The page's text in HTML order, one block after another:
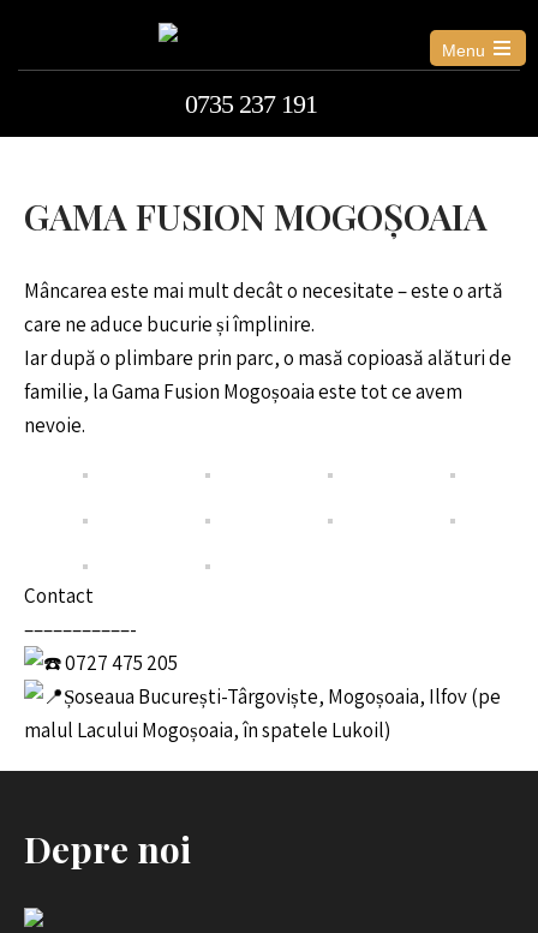
Menu
0735 237 191
GAMA FUSION MOGOȘOAIA
Mâncarea este mai mult decât o necesitate – este o artă
care ne aduce bucurie și împlinire.
Iar după o plimbare prin parc, o masă copioasă alături de
familie, la Gama Fusion Mogoșoaia este tot ce avem
nevoie.
Contact
–––––––––––-
0727 475 205
Șoseaua București-Târgoviște, Mogoșoaia, Ilfov (pe
malul Lacului Mogoșoaia, în spatele Lukoil)
Depre noi